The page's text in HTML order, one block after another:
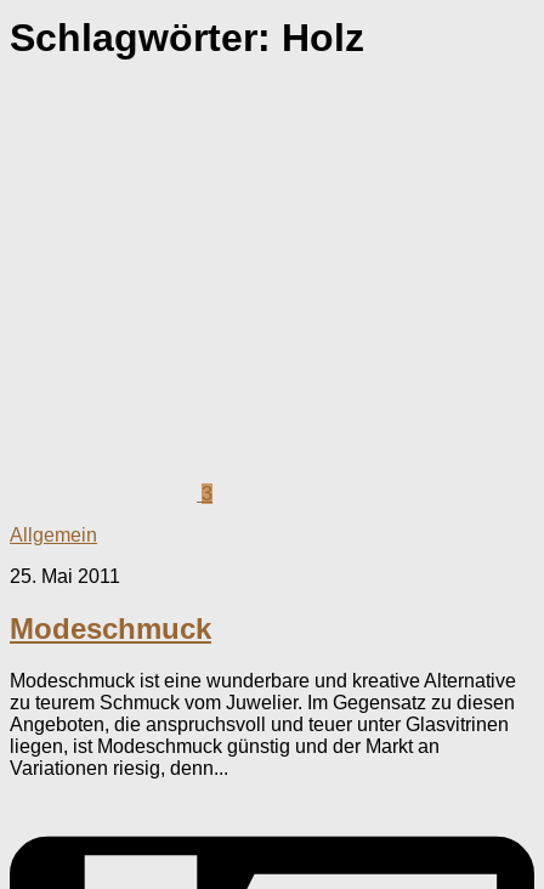
Schlagwörter: Holz
3
Allgemein
25. Mai 2011
Modeschmuck
Modeschmuck ist eine wunderbare und kreative Alternative
zu teurem Schmuck vom Juwelier. Im Gegensatz zu diesen
Angeboten, die anspruchsvoll und teuer unter Glasvitrinen
liegen, ist Modeschmuck günstig und der Markt an
Variationen riesig, denn...